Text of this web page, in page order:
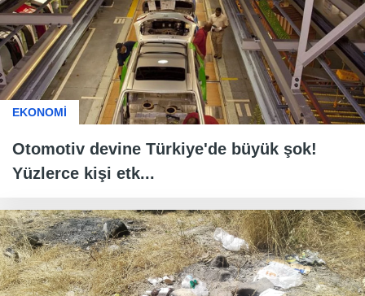
EKONOMİ
Otomotiv devine Türkiye'de büyük şok!
Yüzlerce kişi etk...